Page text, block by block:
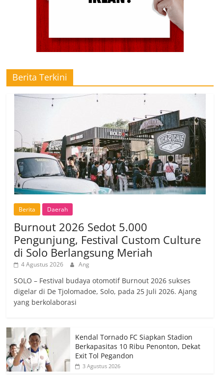
Berita Terkini
Berita Daerah
Burnout 2026 Sedot 5.000
Pengunjung, Festival Custom Culture
di Solo Berlangsung Meriah
4 Agustus 2026 Ang
SOLO – Festival budaya otomotif Burnout 2026 sukses
digelar di De Tjolomadoe, Solo, pada 25 Juli 2026. Ajang
yang berkolaborasi
Kendal Tornado FC Siapkan Stadion
Berkapasitas 10 Ribu Penonton, Dekat
Exit Tol Pegandon
3 Agustus 2026